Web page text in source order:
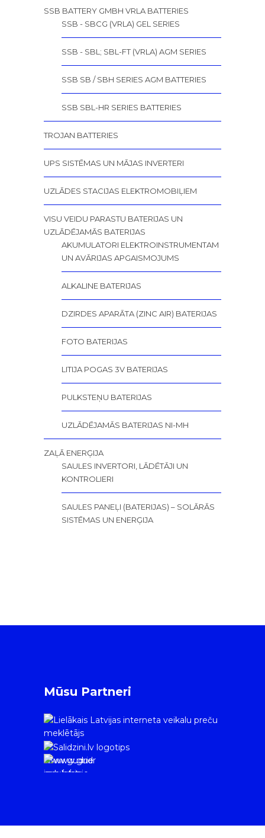
SSB BATTERY GMBH VRLA BATTERIES
SSB - SBCG (VRLA) GEL SERIES
SSB - SBL; SBL-FT (VRLA) AGM SERIES
SSB SB / SBH SERIES AGM BATTERIES
SSB SBL-HR SERIES BATTERIES
TROJAN BATTERIES
UPS SISTĒMAS UN MĀJAS INVERTERI
UZLĀDES STACIJAS ELEKTROMOBIĻIEM
VISU VEIDU PARASTU BATERIJAS UN
UZLĀDĒJAMĀS BATERIJAS
AKUMULATORI ELEKTROINSTRUMENTAM
UN AVĀRIJAS APGAISMOJUMS
ALKALINE BATERIJAS
DZIRDES APARĀTA (ZINC AIR) BATERIJAS
FOTO BATERIJAS
LITIJA POGAS 3V BATERIJAS
PULKSTEŅU BATERIJAS
UZLĀDĒJAMĀS BATERIJAS NI-MH
ZAĻĀ ENERĢIJA
SAULES INVERTORI, LĀDĒTĀJI UN
KONTROLIERI
SAULES PANEĻI (BATERIJAS) – SOLĀRĀS
SISTĒMAS UN ENERĢIJA
Mūsu Partneri
www.gudrie
m.lv/atrie-